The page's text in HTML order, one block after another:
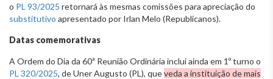
o PL 93/2025 retornará às mesmas comissões para apreciação do
substitutivo apresentado por Irlan Melo (Republicanos).
Datas comemorativas
A Ordem do Dia da 60ª Reunião Ordinária inclui ainda em 1º turno o
PL 320/2025, de Uner Augusto (PL), queveda a instituição de mais